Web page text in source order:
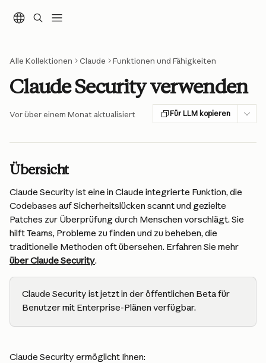
Alle Kollektionen Claude Funktionen und Fähigkeiten
Claude Security verwenden
Vor über einem Monat aktualisiert Für LLM kopieren
Übersicht
Claude Security ist eine in Claude integrierte Funktion, die
Codebases auf Sicherheitslücken scannt und gezielte
Patches zur Überprüfung durch Menschen vorschlägt. Sie
hilft Teams, Probleme zu finden und zu beheben, die
traditionelle Methoden oft übersehen. Erfahren Sie mehr
über Claude Security.
Claude Security ist jetzt in der öffentlichen Beta für
Benutzer mit Enterprise-Plänen verfügbar.
Claude Security ermöglicht Ihnen: